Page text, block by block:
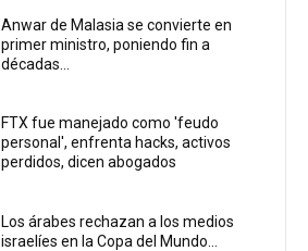
Anwar de Malasia se convierte en
primer ministro, poniendo fin a
décadas...
FTX fue manejado como 'feudo
personal', enfrenta hacks, activos
perdidos, dicen abogados
Los árabes rechazan a los medios
israelíes en la Copa del Mundo...